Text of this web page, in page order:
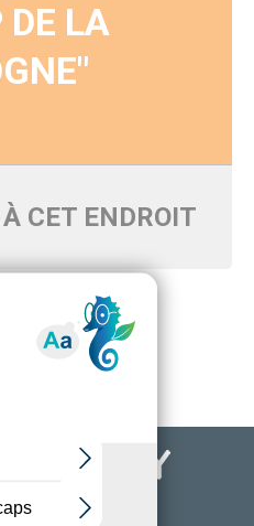
DE LA
CET ENDROIT
pour ce moment-là